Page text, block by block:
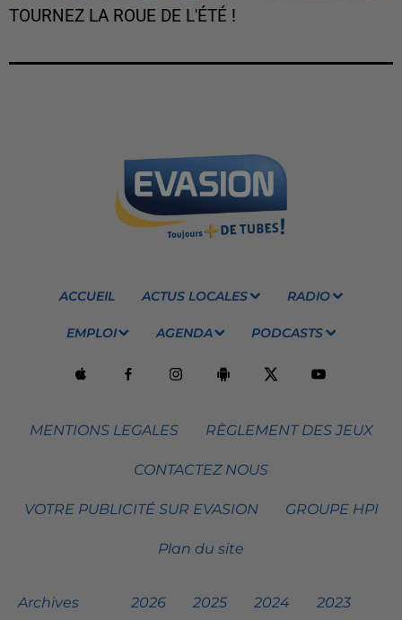
TOURNEZ LA ROUE DE L'ÉTÉ !
ACCUEIL ACTUS LOCALES RADIO
EMPLOI AGENDA PODCASTS
MENTIONS LEGALES RÈGLEMENT DES JEUX
CONTACTEZ NOUS
VOTRE PUBLICITÉ SUR EVASION GROUPE HPI
Plan du site
Archives 2026 2025 2024 2023